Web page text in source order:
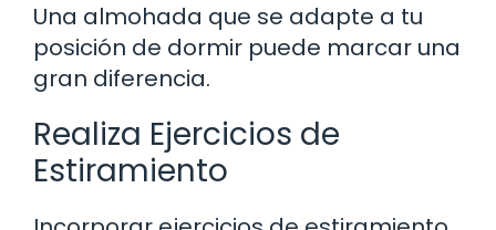
Una almohada que se adapte a tu
posición de dormir puede marcar una
gran diferencia.
Realiza Ejercicios de
Estiramiento